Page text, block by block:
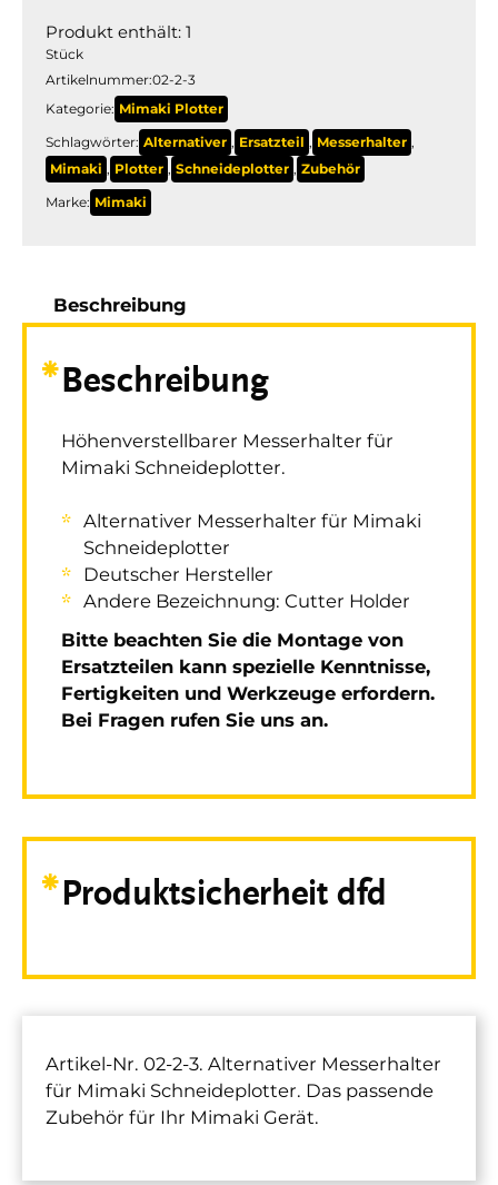
Produkt enthält: 1
Stück
Artikelnummer:02-2-3
Kategorie: Mimaki Plotter
Schlagwörter: Alternativer , Ersatzteil , Messerhalter ,
Mimaki , Plotter , Schneideplotter , Zubehör
Marke: Mimaki
Beschreibung
Beschreibung
Höhenverstellbarer Messerhalter für
Mimaki Schneideplotter.
Alternativer Messerhalter für Mimaki
Schneideplotter
Deutscher Hersteller
Andere Bezeichnung: Cutter Holder
Bitte beachten Sie die Montage von
Ersatzteilen kann spezielle Kenntnisse,
Fertigkeiten und Werkzeuge erfordern.
Bei Fragen rufen Sie uns an.
Produktsicherheit dfd
Artikel-Nr. 02-2-3. Alternativer Messerhalter
für Mimaki Schneideplotter. Das passende
Zubehör für Ihr Mimaki Gerät.